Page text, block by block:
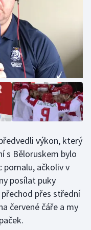
výkon, který
s Běloruskem bylo
pomalu, ačkoliv v
posílat puky
přes střední
červené čáře a my